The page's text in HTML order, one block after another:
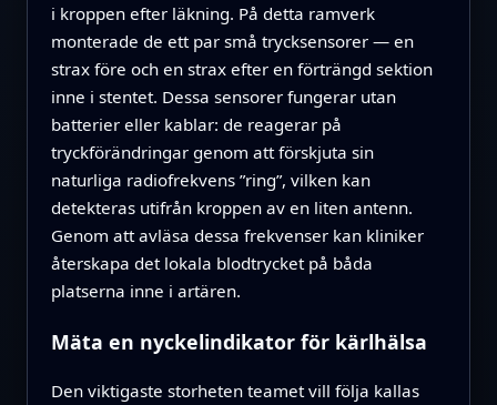
i kroppen efter läkning. På detta ramverk
monterade de ett par små trycksensorer — en
strax före och en strax efter en förträngd sektion
inne i stentet. Dessa sensorer fungerar utan
batterier eller kablar: de reagerar på
tryckförändringar genom att förskjuta sin
naturliga radiofrekvens ”ring”, vilken kan
detekteras utifrån kroppen av en liten antenn.
Genom att avläsa dessa frekvenser kan kliniker
återskapa det lokala blodtrycket på båda
platserna inne i artären.
Mäta en nyckelindikator för kärlhälsa
Den viktigaste storheten teamet vill följa kallas